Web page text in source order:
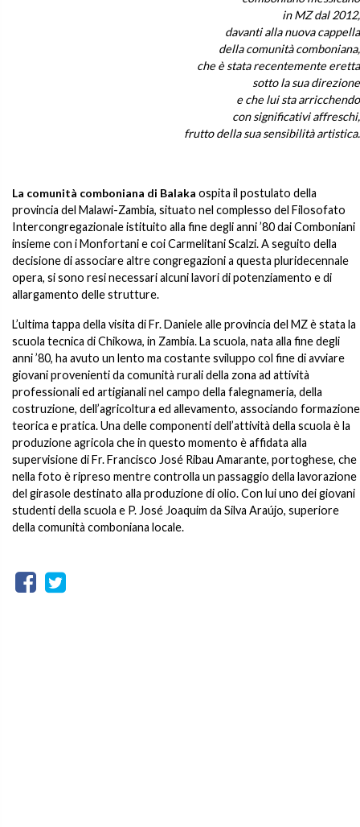
in MZ dal 2012,
davanti alla nuova cappella
della comunità comboniana,
che è stata recentemente eretta
sotto la sua direzione
e che lui sta arricchendo
con significativi affreschi,
frutto della sua sensibilità artistica.
La comunità comboniana di Balaka ospita il postulato della
provincia del Malawi-Zambia, situato nel complesso del Filosofato
Intercongregazionale istituito alla fine degli anni ’80 dai Comboniani
insieme con i Monfortani e coi Carmelitani Scalzi. A seguito della
decisione di associare altre congregazioni a questa pluridecennale
opera, si sono resi necessari alcuni lavori di potenziamento e di
allargamento delle strutture.
L’ultima tappa della visita di Fr. Daniele alle provincia del MZ è stata la
scuola tecnica di Chikowa, in Zambia. La scuola, nata alla fine degli
anni ’80, ha avuto un lento ma costante sviluppo col fine di avviare
giovani provenienti da comunità rurali della zona ad attività
professionali ed artigianali nel campo della falegnameria, della
costruzione, dell’agricoltura ed allevamento, associando formazione
teorica e pratica. Una delle componenti dell’attività della scuola è la
produzione agricola che in questo momento è affidata alla
supervisione di Fr. Francisco José Ribau Amarante, portoghese, che
nella foto è ripreso mentre controlla un passaggio della lavorazione
del girasole destinato alla produzione di olio. Con lui uno dei giovani
studenti della scuola e P. José Joaquim da Silva Araújo, superiore
della comunità comboniana locale.